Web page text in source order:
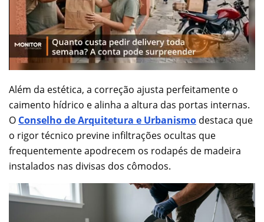
Além da estética, a correção ajusta perfeitamente o
caimento hídrico e alinha a altura das portas internas.
O Conselho de Arquitetura e Urbanismo destaca que
o rigor técnico previne infiltrações ocultas que
frequentemente apodrecem os rodapés de madeira
instalados nas divisas dos cômodos.